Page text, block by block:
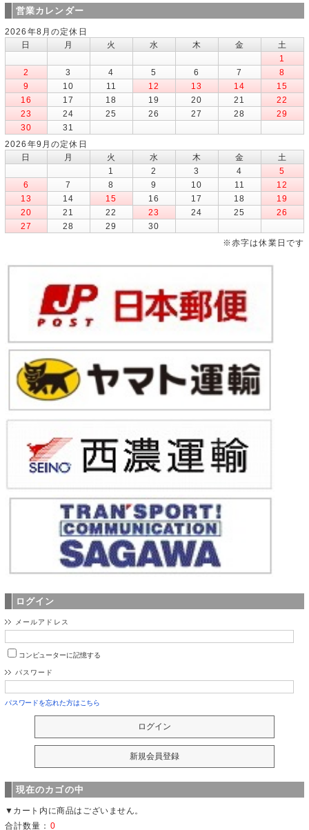
営業カレンダー
2026年8月の定休日
日
月 火 水 木 金
土
1
2
3 4 5 6 7
8
9
10 11 12 13 14
15
16
17 18 19 20 21
22
23
24 25 26 27 28
29
30
31
2026年9月の定休日
日
月 火 水 木 金
土
1
2 3 4
5
6
7 8 9 10 11
12
13
14 15 16 17 18
19
20
21 22 23 24 25
26
27
28 29
30
※赤字は休業日です
ログイン
メールアドレス
コンピューターに記憶する
パスワード
パスワードを忘れた方はこちら
現在のカゴの中
▼カート内に商品はございません。
合計数量： 0